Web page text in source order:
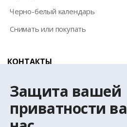
Защита вашей
приватности
Черно-белый календарь
Снимать или покупать
КОНТАКТЫ
+371 67 032 300